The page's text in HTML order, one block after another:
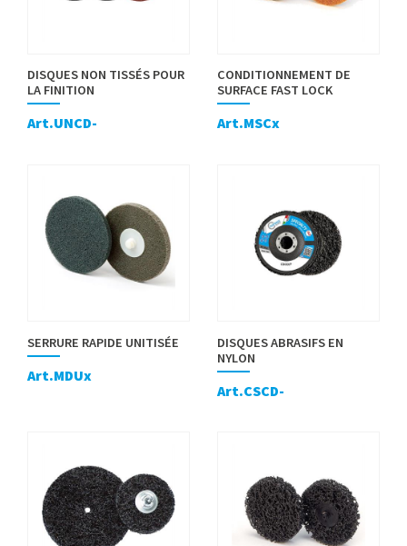
DISQUES NON TISSÉS POUR
LA FINITION
Art.UNCD-
CONDITIONNEMENT DE
SURFACE FAST LOCK
Art.MSCx
SERRURE RAPIDE UNITISÉE
Art.MDUx
DISQUES ABRASIFS EN
NYLON
Art.CSCD-